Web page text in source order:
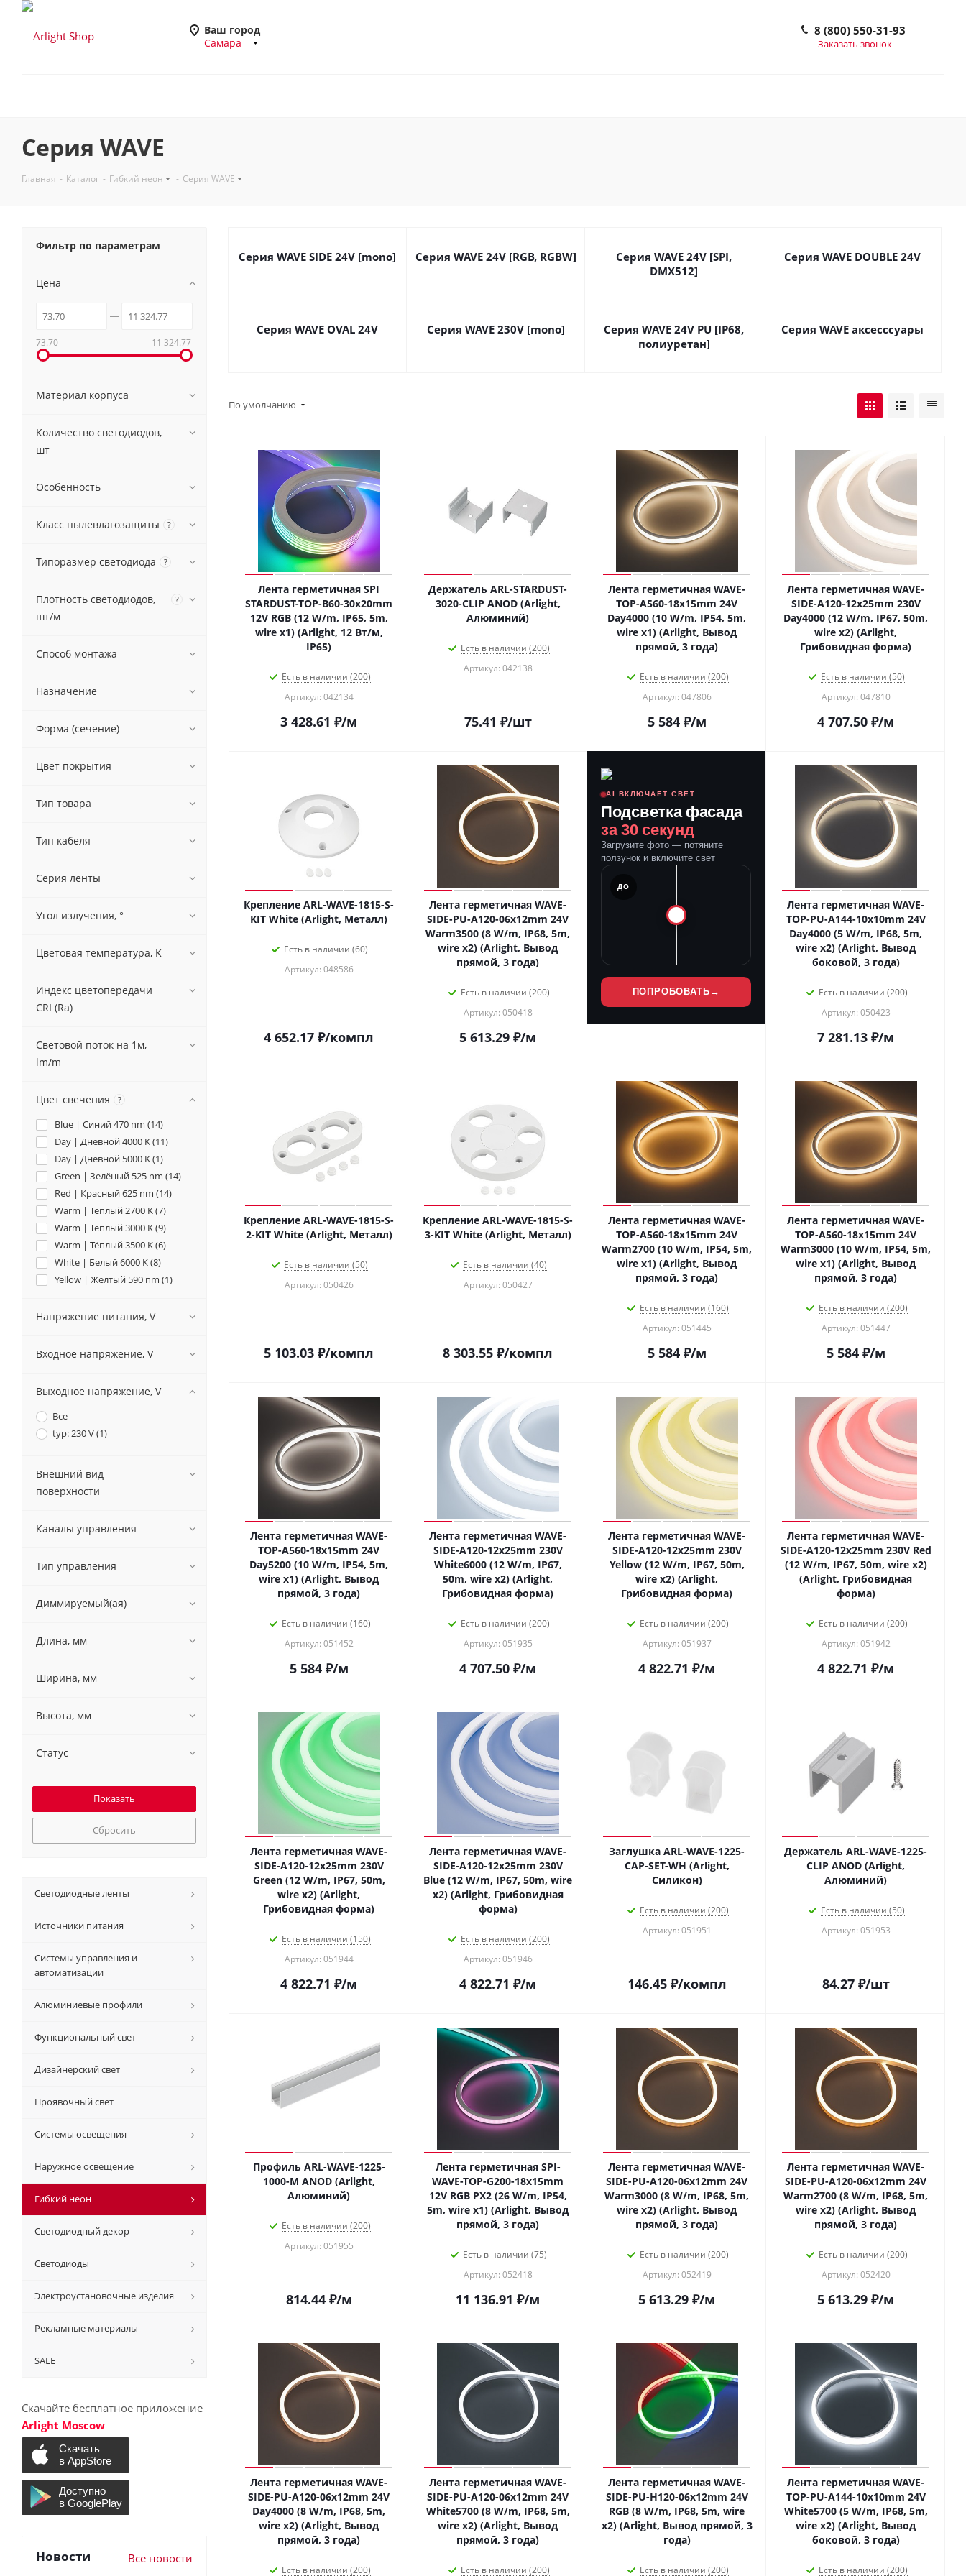
Ваш город
Самара
8 (800) 550-31-93
Заказать звонок
Серия WAVE
Главная - Каталог - Гибкий неон - Серия WAVE
Серия WAVE SIDE 24V [mono] Серия WAVE 24V [RGB, RGBW]
Серия WAVE 24V [SPI,
DMX512]
Серия WAVE DOUBLE 24V
Серия WAVE OVAL 24V Серия WAVE 230V [mono]
Серия WAVE 24V PU [IP68,
полиуретан]
Серия WAVE аксесссуары
По умолчанию
Лента герметичная SPI
STARDUST-TOP-B60-30x20mm
12V RGB (12 W/m, IP65, 5m,
wire x1) (Arlight, 12 Вт/м,
IP65)
Есть в наличии (200)
Артикул: 042134
3 428.61 ₽/м
Держатель ARL-STARDUST-
3020-CLIP ANOD (Arlight,
Алюминий)
Есть в наличии (200)
Артикул: 042138
75.41 ₽/шт
Лента герметичная WAVE-
TOP-A560-18x15mm 24V
Day4000 (10 W/m, IP54, 5m,
wire x1) (Arlight, Вывод
прямой, 3 года)
Есть в наличии (200)
Артикул: 047806
5 584₽/м
Лента герметичная WAVE-
SIDE-A120-12x25mm 230V
Day4000 (12 W/m, IP67, 50m,
wire x2) (Arlight,
Грибовидная форма)
Есть в наличии (50)
Артикул: 047810
4 707.50 ₽/м
Крепление ARL-WAVE-1815-S-
KIT White (Arlight, Металл)
Есть в наличии (60)
Артикул: 048586
4 652.17 ₽/компл
Лента герметичная WAVE-
SIDE-PU-A120-06x12mm 24V
Warm3500 (8 W/m, IP68, 5m,
wire x2) (Arlight, Вывод
прямой, 3 года)
Есть в наличии (200)
Артикул: 050418
5 613.29 ₽/м
AI ВКЛЮЧАЕТ СВЕТ
Подсветка фасада
за 30 секунд
Загрузите фото — потяните
ползунок и включите свет
ДО
ПОСЛЕ
ПОПРОБОВАТЬ →
Лента герметичная WAVE-
TOP-PU-A144-10x10mm 24V
Day4000 (5 W/m, IP68, 5m,
wire x2) (Arlight, Вывод
боковой, 3 года)
Есть в наличии (200)
Артикул: 050423
7 281.13 ₽/м
Крепление ARL-WAVE-1815-S-
2-KIT White (Arlight, Металл)
Есть в наличии (50)
Артикул: 050426
5 103.03 ₽/компл
Крепление ARL-WAVE-1815-S-
3-KIT White (Arlight, Металл)
Есть в наличии (40)
Артикул: 050427
8 303.55 ₽/компл
Лента герметичная WAVE-
TOP-A560-18x15mm 24V
Warm2700 (10 W/m, IP54, 5m,
wire x1) (Arlight, Вывод
прямой, 3 года)
Есть в наличии (160)
Артикул: 051445
5 584₽/м
Лента герметичная WAVE-
TOP-A560-18x15mm 24V
Warm3000 (10 W/m, IP54, 5m,
wire x1) (Arlight, Вывод
прямой, 3 года)
Есть в наличии (200)
Артикул: 051447
5 584₽/м
Лента герметичная WAVE-
TOP-A560-18x15mm 24V
Day5200 (10 W/m, IP54, 5m,
wire x1) (Arlight, Вывод
прямой, 3 года)
Есть в наличии (160)
Артикул: 051452
5 584₽/м
Лента герметичная WAVE-
SIDE-A120-12x25mm 230V
White6000 (12 W/m, IP67,
50m, wire x2) (Arlight,
Грибовидная форма)
Есть в наличии (200)
Артикул: 051935
4 707.50 ₽/м
Лента герметичная WAVE-
SIDE-A120-12x25mm 230V
Yellow (12 W/m, IP67, 50m,
wire x2) (Arlight,
Грибовидная форма)
Есть в наличии (200)
Артикул: 051937
4 822.71 ₽/м
Лента герметичная WAVE-
SIDE-A120-12x25mm 230V Red
(12 W/m, IP67, 50m, wire x2)
(Arlight, Грибовидная
форма)
Есть в наличии (200)
Артикул: 051942
4 822.71 ₽/м
Лента герметичная WAVE-
SIDE-A120-12x25mm 230V
Green (12 W/m, IP67, 50m,
wire x2) (Arlight,
Грибовидная форма)
Есть в наличии (150)
Артикул: 051944
4 822.71 ₽/м
Лента герметичная WAVE-
SIDE-A120-12x25mm 230V
Blue (12 W/m, IP67, 50m, wire
x2) (Arlight, Грибовидная
форма)
Есть в наличии (200)
Артикул: 051946
4 822.71 ₽/м
Заглушка ARL-WAVE-1225-
CAP-SET-WH (Arlight,
Силикон)
Есть в наличии (200)
Артикул: 051951
146.45₽/компл
Держатель ARL-WAVE-1225-
CLIP ANOD (Arlight,
Алюминий)
Есть в наличии (50)
Артикул: 051953
84.27₽/шт
Профиль ARL-WAVE-1225-
1000-M ANOD (Arlight,
Алюминий)
Есть в наличии (200)
Артикул: 051955
814.44₽/м
Лента герметичная SPI-
WAVE-TOP-G200-18x15mm
12V RGB PX2 (26 W/m, IP54,
5m, wire x1) (Arlight, Вывод
прямой, 3 года)
Есть в наличии (75)
Артикул: 052418
11 136.91 ₽/м
Лента герметичная WAVE-
SIDE-PU-A120-06x12mm 24V
Warm3000 (8 W/m, IP68, 5m,
wire x2) (Arlight, Вывод
прямой, 3 года)
Есть в наличии (200)
Артикул: 052419
5 613.29 ₽/м
Лента герметичная WAVE-
SIDE-PU-A120-06x12mm 24V
Warm2700 (8 W/m, IP68, 5m,
wire x2) (Arlight, Вывод
прямой, 3 года)
Есть в наличии (200)
Артикул: 052420
5 613.29 ₽/м
Лента герметичная WAVE-
SIDE-PU-A120-06x12mm 24V
Day4000 (8 W/m, IP68, 5m,
wire x2) (Arlight, Вывод
прямой, 3 года)
Есть в наличии (200)
Лента герметичная WAVE-
SIDE-PU-A120-06x12mm 24V
White5700 (8 W/m, IP68, 5m,
wire x2) (Arlight, Вывод
прямой, 3 года)
Есть в наличии (200)
Лента герметичная WAVE-
SIDE-PU-H120-06x12mm 24V
RGB (8 W/m, IP68, 5m, wire
x2) (Arlight, Вывод прямой, 3
года)
Есть в наличии (200)
Лента герметичная WAVE-
TOP-PU-A144-10x10mm 24V
White5700 (5 W/m, IP68, 5m,
wire x2) (Arlight, Вывод
боковой, 3 года)
Есть в наличии (200)
Фильтр по параметрам
Цена
73.70 11 324.77
Материал корпуса
Количество светодиодов,
шт
Особенность
Класс пылевлагозащиты ?
Типоразмер светодиода ?
Плотность светодиодов,
шт/м
?
Способ монтажа
Назначение
Форма (сечение)
Цвет покрытия
Тип товара
Тип кабеля
Серия ленты
Угол излучения, °
Цветовая температура, K
Индекс цветопередачи
CRI (Ra)
Световой поток на 1м,
lm/m
Цвет свечения ?
Blue | Синий 470 nm (14)
Day | Дневной 4000 K (11)
Day | Дневной 5000 K (1)
Green | Зелёный 525 nm (14)
Red | Красный 625 nm (14)
Warm | Тёплый 2700 K (7)
Warm | Тёплый 3000 K (9)
Warm | Тёплый 3500 K (6)
White | Белый 6000 K (8)
Yellow | Жёлтый 590 nm (1)
Напряжение питания, V
Входное напряжение, V
Выходное напряжение, V
Все
typ: 230 V (1)
Внешний вид
поверхности
Каналы управления
Тип управления
Диммируемый(ая)
Длина, мм
Ширина, мм
Высота, мм
Статус
Сбросить
Светодиодные ленты
Источники питания
Системы управления и
автоматизации
Алюминиевые профили
Функциональный свет
Дизайнерский свет
Проявочный свет
Системы освещения
Наружное освещение
Гибкий неон
Светодиодный декор
Светодиоды
Электроустановочные изделия
Рекламные материалы
SALE
Скачайте бесплатное приложение
Arlight Moscow
Новости Все новости